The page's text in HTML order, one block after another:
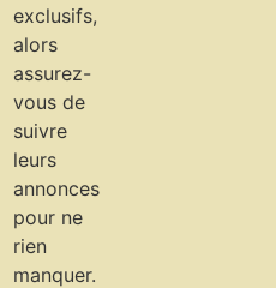
exclusifs,
alors
assurez-
vous de
suivre
leurs
annonces
pour ne
rien
manquer.